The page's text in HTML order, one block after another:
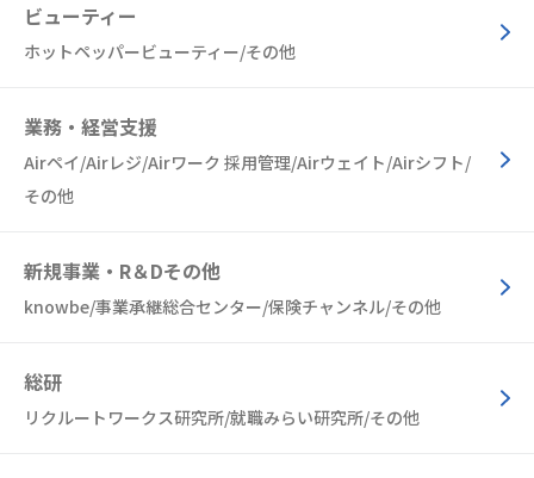
ビューティー
ホットペッパービューティー/その他
業務・経営支援
Airペイ/Airレジ/Airワーク 採用管理/Airウェイト/Airシフト/
その他
新規事業・R＆Dその他
knowbe/事業承継総合センター/保険チャンネル/その他
総研
リクルートワークス研究所/就職みらい研究所/その他